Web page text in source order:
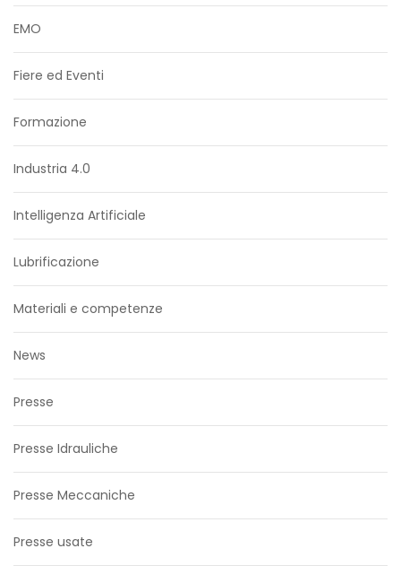
EMO
Fiere ed Eventi
Formazione
Industria 4.0
Intelligenza Artificiale
Lubrificazione
Materiali e competenze
News
Presse
Presse Idrauliche
Presse Meccaniche
Presse usate